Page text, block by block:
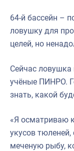
64-й бассейн –
ловушку для
целей, но
Сейчас ловушка
учёные ПИНРО.
знать, какой
«Я осматриваю
укусов
меченую рыбу,